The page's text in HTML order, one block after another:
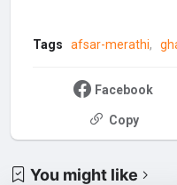
Tags afsar-merathi
Facebook
Copy
You might like